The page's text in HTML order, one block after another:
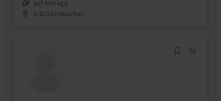
auf Anfrage
D-81539 München